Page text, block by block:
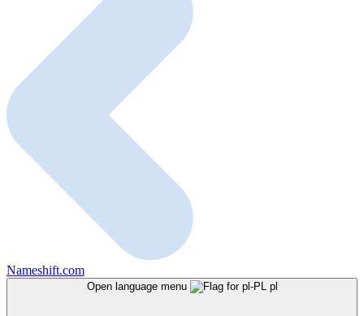
Nameshift.com
Open language menu pl